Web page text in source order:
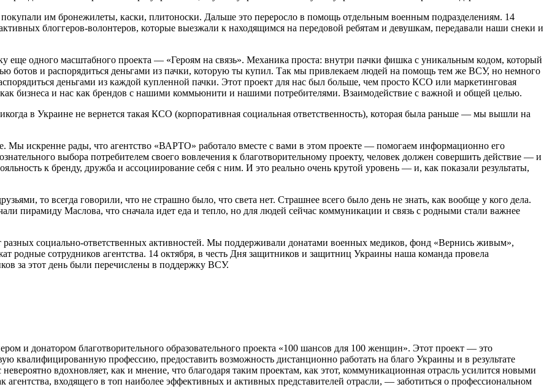
им бронежилеты, каски, плитоноски. Дальше это переросло в помощь отдельным военным подразделениям. 14
блоггеров-волонтеров, которые выезжали к находящимся на передовой ребятам и девушкам, передавали наши снеки и
еще одного масштабного проекта — «Героям на связь». Механика проста: внутри пачки фишка с уникальным кодом, который
ботов и распорядиться деньгами из пачки, которую ты купил. Так мы привлекаем людей на помощь тем же ВСУ, но немного
деньгами из каждой купленной пачки. Этот проект для нас был больше, чем просто КСО или маркетинговая
бизнеса и нас как брендов с нашими коммьюнити и нашими потребителями. Взаимодействие с важной и общей целью.
в Украине не вернется такая КСО (корпоративная социальная ответственность), которая была раньше — мы вышли на
Мы искренне рады, что агентство «ВАРТО» работало вместе с вами в этом проекте — помогаем информационно его
выбора потребителем своего вовлечения к благотворительному проекту, человек должен совершить действие — и
к бренду, дружба и ассоциирование себя с ним. И это реально очень крутой уровень — и, как показали результаты,
то всегда говорили, что не страшно было, что света нет. Страшнее всего было день не знать, как вообще у кого дела.
пирамиду Маслова, что сначала идет еда и тепло, но для людей сейчас коммуникации и связь с родными стали важнее
разных социально-ответственных активностей. Мы поддерживали донатами военных медиков, фонд «Вернись живым»,
родные сотрудников агентства. 14 октября, в честь Дня защитников и защитниц Украины наша команда провела
за этот день были перечислены в поддержку ВСУ.
и донатором благотворительного образовательного проекта «100 шансов для 100 женщин». Этот проект — это
квалифицированную профессию, предоставить возможность дистанционно работать на благо Украины и в результате
вдохновляет, как и мнение, что благодаря таким проектам, как этот, коммуникационная отрасль усилится новыми
входящего в топ наиболее эффективных и активных представителей отрасли, — заботиться о профессиональном